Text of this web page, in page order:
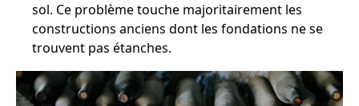
sol. Ce problème touche majoritairement les
constructions anciens dont les fondations ne se
trouvent pas étanches.